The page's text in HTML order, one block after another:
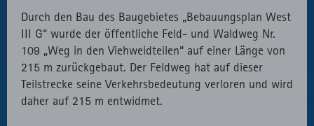
Durch den Bau des Baugebietes „Bebauungsplan West
III G“ wurde der öffentliche Feld- und Waldweg Nr.
109 „Weg in den Viehweidteilen“ auf einer Länge von
215 m zurückgebaut. Der Feldweg hat auf dieser
Teilstrecke seine Verkehrsbedeutung verloren und wird
daher auf 215 m entwidmet.